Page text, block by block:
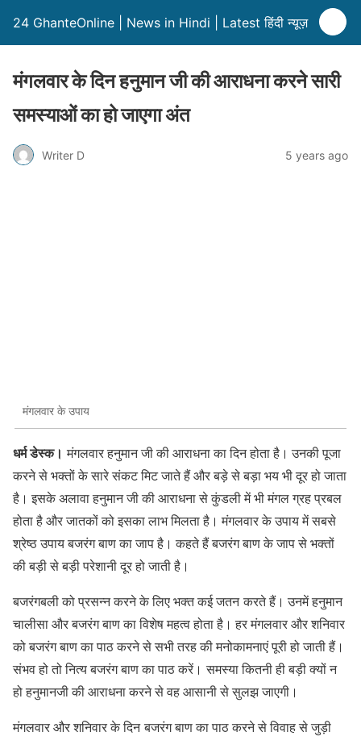
24 GhanteOnline | News in Hindi | Latest हिंदी न्यूज़
मंगलवार के दिन हनुमान जी की आराधना करने सारी
समस्याओं का हो जाएगा अंत
Writer D 5 years ago
मंगलवार के उपाय
धर्म डेस्क।मंगलवार हनुमान जी की आराधना का दिन होता है। उनकी पूजा
करने से भक्तों के सारे संकट मिट जाते हैं और बड़े से बड़ा भय भी दूर हो जाता
है। इसके अलावा हनुमान जी की आराधना से कुंडली में भी मंगल ग्रह प्रबल
होता है और जातकों को इसका लाभ मिलता है। मंगलवार के उपाय में सबसे
श्रेष्ठ उपाय बजरंग बाण का जाप है। कहते हैं बजरंग बाण के जाप से भक्तों
की बड़ी से बड़ी परेशानी दूर हो जाती है।
बजरंगबली को प्रसन्न करने के लिए भक्त कई जतन करते हैं। उनमें हनुमान
चालीसा और बजरंग बाण का विशेष महत्व होता है। हर मंगलवार और शनिवार
को बजरंग बाण का पाठ करने से सभी तरह की मनोकामनाएं पूरी हो जाती हैं।
संभव हो तो नित्य बजरंग बाण का पाठ करें। समस्या कितनी ही बड़ी क्यों न
हो हनुमानजी की आराधना करने से वह आसानी से सुलझ जाएगी।
मंगलवार और शनिवार के दिन बजरंग बाण का पाठ करने से विवाह से जुड़ी